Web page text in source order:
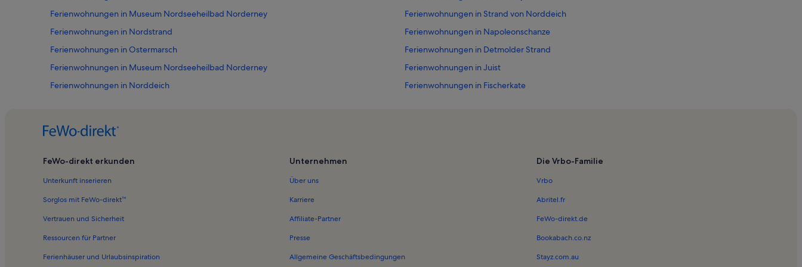
Ferienwohnungen in Museum Nordseeheilbad Norderney
Ferienwohnungen in Strand von Norddeich
Ferienwohnungen in Nordstrand
Ferienwohnungen in Napoleonschanze
Ferienwohnungen in Ostermarsch
Ferienwohnungen in Detmolder Strand
Ferienwohnungen in Museum Nordseeheilbad Norderney
Ferienwohnungen in Juist
Ferienwohnungen in Norddeich
Ferienwohnungen in Fischerkate
Ferienwohnungen in Greetsiel
Ferienwohnungen in Rathaus
FeWo-direkt erkunden
Unterkunft inserieren
Sorglos mit FeWo-direkt™
Vertrauen und Sicherheit
Ressourcen für Partner
Ferienhäuser und Urlaubsinspiration
Unternehmen
Über uns
Karriere
Affiliate-Partner
Presse
Allgemeine Geschäftsbedingungen
Die Vrbo-Familie
Vrbo
Abritel.fr
FeWo-direkt.de
Bookabach.co.nz
Stayz.com.au